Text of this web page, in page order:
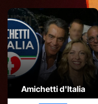
Amichetti d'Italia